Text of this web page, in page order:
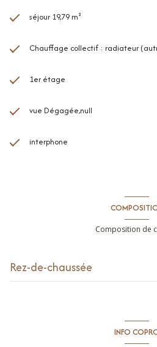
séjour 19,79 m²
Chauffage collectif : radiateur
1er étage
vue Dégagée,null
interphone
Composition de
Rez-de-chaussée
INFO